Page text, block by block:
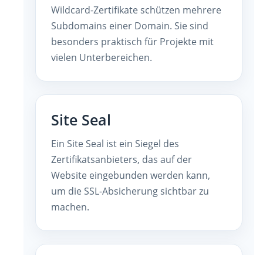
Wildcard-Zertifikate schützen mehrere
Subdomains einer Domain. Sie sind
besonders praktisch für Projekte mit
vielen Unterbereichen.
Site Seal
Ein Site Seal ist ein Siegel des
Zertifikatsanbieters, das auf der
Website eingebunden werden kann,
um die SSL-Absicherung sichtbar zu
machen.